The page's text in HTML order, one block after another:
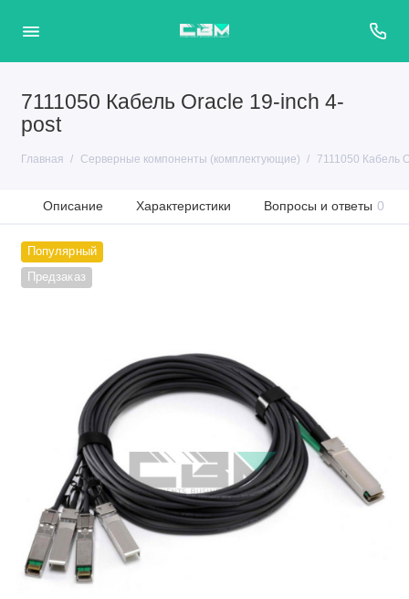
7111050 Кабель Oracle 19-inch 4-
post
Главная Серверные компоненты (комплектующие) 7111050 Кабель
Описание Характеристики Вопросы и ответы 0
Популярный
Предзаказ